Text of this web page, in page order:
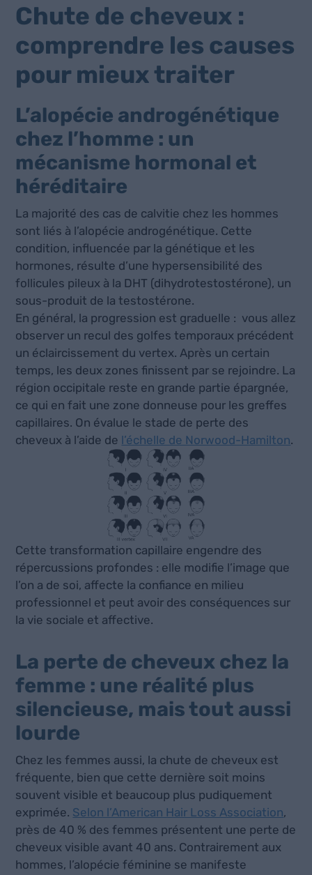
Chute de cheveux :
comprendre les causes
pour mieux traiter
L’alopécie androgénétique
chez l’homme : un
mécanisme hormonal et
héréditaire
La majorité des cas de calvitie chez les hommes
sont liés à l’alopécie androgénétique. Cette
condition, influencée par la génétique et les
hormones, résulte d’une hypersensibilité des
follicules pileux à la DHT (dihydrotestostérone), un
sous-produit de la testostérone.
En général, la progression est graduelle : vous allez
observer un recul des golfes temporaux précédent
un éclaircissement du vertex. Après un certain
temps, les deux zones finissent par se rejoindre. La
région occipitale reste en grande partie épargnée,
ce qui en fait une zone donneuse pour les greffes
capillaires. On évalue le stade de perte des
cheveux à l’aide de l’échelle de Norwood-Hamilton.
Cette transformation capillaire engendre des
répercussions profondes : elle modifie l’image que
l’on a de soi, affecte la confiance en milieu
professionnel et peut avoir des conséquences sur
la vie sociale et affective.
La perte de cheveux chez la
femme : une réalité plus
silencieuse, mais tout aussi
lourde
Chez les femmes aussi, la chute de cheveux est
fréquente, bien que cette dernière soit moins
souvent visible et beaucoup plus pudiquement
exprimée. Selon l’American Hair Loss Association,
près de 40 % des femmes présentent une perte de
cheveux visible avant 40 ans. Contrairement aux
hommes, l’alopécie féminine se manifeste